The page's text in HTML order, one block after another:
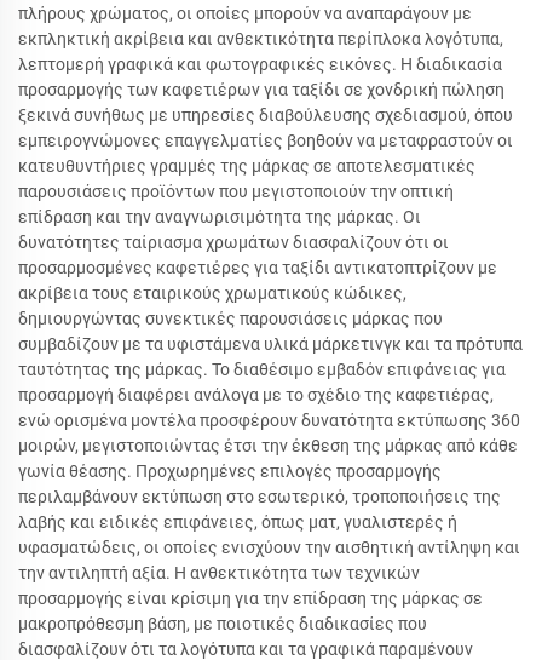
πλήρους χρώματος, οι οποίες μπορούν να αναπαράγουν με
εκπληκτική ακρίβεια και ανθεκτικότητα περίπλοκα λογότυπα,
λεπτομερή γραφικά και φωτογραφικές εικόνες. Η διαδικασία
προσαρμογής των καφετιέρων για ταξίδι σε χονδρική πώληση
ξεκινά συνήθως με υπηρεσίες διαβούλευσης σχεδιασμού, όπου
εμπειρογνώμονες επαγγελματίες βοηθούν να μεταφραστούν οι
κατευθυντήριες γραμμές της μάρκας σε αποτελεσματικές
παρουσιάσεις προϊόντων που μεγιστοποιούν την οπτική
επίδραση και την αναγνωρισιμότητα της μάρκας. Οι
δυνατότητες ταίριασμα χρωμάτων διασφαλίζουν ότι οι
προσαρμοσμένες καφετιέρες για ταξίδι αντικατοπτρίζουν με
ακρίβεια τους εταιρικούς χρωματικούς κώδικες,
δημιουργώντας συνεκτικές παρουσιάσεις μάρκας που
συμβαδίζουν με τα υφιστάμενα υλικά μάρκετινγκ και τα πρότυπα
ταυτότητας της μάρκας. Το διαθέσιμο εμβαδόν επιφάνειας για
προσαρμογή διαφέρει ανάλογα με το σχέδιο της καφετιέρας,
ενώ ορισμένα μοντέλα προσφέρουν δυνατότητα εκτύπωσης 360
μοιρών, μεγιστοποιώντας έτσι την έκθεση της μάρκας από κάθε
γωνία θέασης. Προχωρημένες επιλογές προσαρμογής
περιλαμβάνουν εκτύπωση στο εσωτερικό, τροποποιήσεις της
λαβής και ειδικές επιφάνειες, όπως ματ, γυαλιστερές ή
υφασματώδεις, οι οποίες ενισχύουν την αισθητική αντίληψη και
την αντιληπτή αξία. Η ανθεκτικότητα των τεχνικών
προσαρμογής είναι κρίσιμη για την επίδραση της μάρκας σε
μακροπρόθεσμη βάση, με ποιοτικές διαδικασίες που
διασφαλίζουν ότι τα λογότυπα και τα γραφικά παραμένουν